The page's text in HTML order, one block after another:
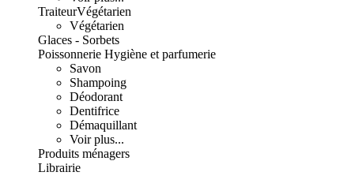
TraiteurVégétarien
Végétarien
Glaces - Sorbets
Poissonnerie Hygiène et parfumerie
Savon
Shampoing
Déodorant
Dentifrice
Démaquillant
Voir plus...
Produits ménagers
Librairie